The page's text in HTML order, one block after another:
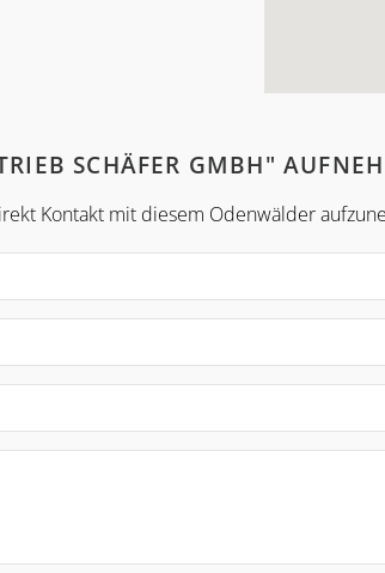
SCHÄFER GMBH"
Kontakt mit diesem Odenwälder